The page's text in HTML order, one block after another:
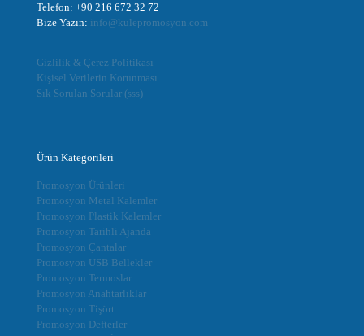
Telefon: +90 216 672 32 72
Bize Yazın: info@kulepromosyon.com
Gizlilik & Çerez Politikası
Kişisel Verilerin Korunması
Sık Sorulan Sorular (sss)
Ürün Kategorileri
Promosyon Ürünleri
Promosyon Metal Kalemler
Promosyon Plastik Kalemler
Promosyon Tarihli Ajanda
Promosyon Çantalar
Promosyon USB Bellekler
Promosyon Termoslar
Promosyon Anahtarlıklar
Promosyon Tişört
Promosyon Defterler